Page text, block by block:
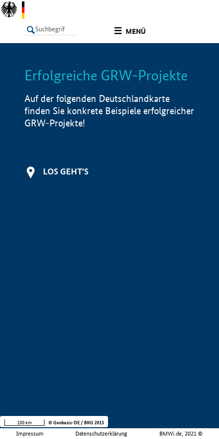
MENÜ
LISTE Info
Erfolgreiche GRW-Projekte
Auf der folgenden Deutschlandkarte
finden Sie konkrete Beispiele erfolgreicher
GRW-Projekte!
LOS GEHT'S
Impressum Datenschutzerklärung BMWi.de, 2021 ©
100 km © Geobasis-DE / BKG 2015